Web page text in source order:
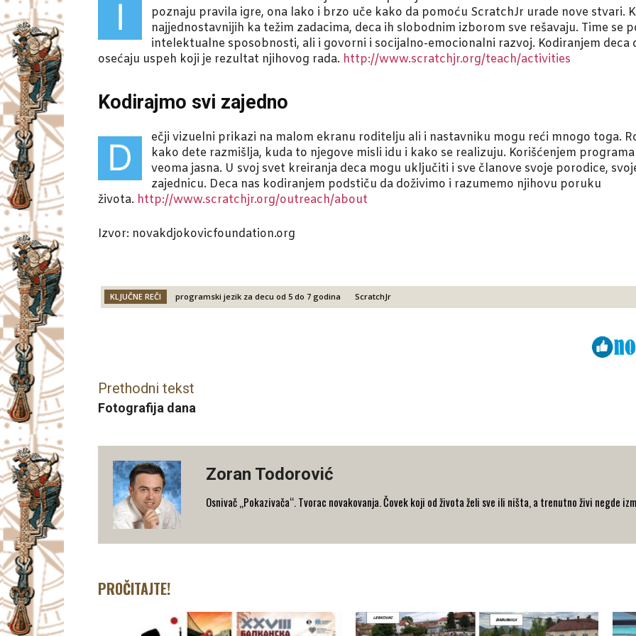
I
poznaju pravila igre, ona lako i brzo uče kako da pomoću ScratchJr urade nove stvari.
najjednostavnijih ka težim zadacima, deca ih slobodnim izborom sve rešavaju. Time
intelektualne sposobnosti, ali i govorni i socijalno-emocionalni razvoj. Kodiranjem
osećaju uspeh koji je rezultat njihovog rada. http://www.scratchjr.org/teach/activities
Kodirajmo svi zajedno
D
ečji vizuelni prikazi na malom ekranu roditelju ali i nastavniku mogu reći mnogo toga.
kako dete razmišlja, kuda to njegove misli idu i kako se realizuju. Korišćenjem
veoma jasna. U svoj svet kreiranja deca mogu uključiti i sve članove svoje porodice,
zajednicu. Deca nas kodiranjem podstiču da doživimo i razumemo njihovu poruku
života. http://www.scratchjr.org/outreach/about
Izvor: novakdjokovicfoundation.org
KLJUČNE REČI programski jezik za decu od 5 do 7 godina ScratchJr
Prethodni tekst
Fotografija dana
Zoran Todorović
Osnivač „Pokazivača“. Tvorac novakovanja. Čovek koji od života želi sve ili ništa, a trenutno živi negde
PROČITAJTE!